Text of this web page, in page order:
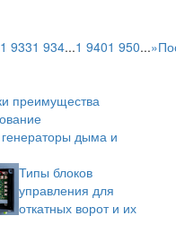
1 9331 934...1 9401 950...»
преимущества
генераторы дыма и
Типы блоков
управления для
откатных ворот и их